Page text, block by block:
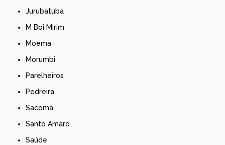
Jurubatuba
M Boi Mirim
Moema
Morumbi
Parelheiros
Pedreira
Sacomã
Santo Amaro
Saúde